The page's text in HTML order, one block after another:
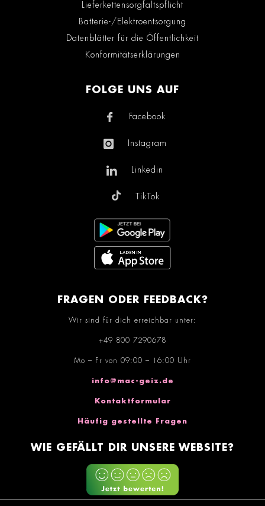
Lieferkettensorgfaltspflicht
Batterie-/Elektroentsorgung
Datenblätter für die Öffentlichkeit
Konformitätserklärungen
FOLGE UNS AUF
Facebook
Instagram
Linkedin
TikTok
FRAGEN ODER FEEDBACK?
Wir sind für dich erreichbar unter:
+49 800 7290678
Mo – Fr von 09:00 – 16:00 Uhr
info@mac-geiz.de
Kontaktformular
Häufig gestellte Fragen
WIE GEFÄLLT DIR UNSERE WEBSITE?